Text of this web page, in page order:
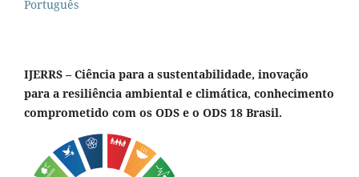
Português
IJERRS – Ciência para a sustentabilidade, inovação
para a resiliência ambiental e climática, conhecimento
comprometido com os ODS e o ODS 18 Brasil.